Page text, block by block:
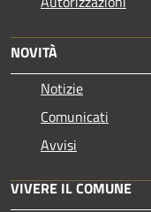
NOVITÀ
Notizie
Comunicati
Avvisi
VIVERE IL COMUNE